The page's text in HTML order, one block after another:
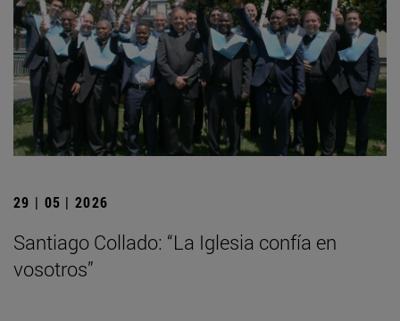
29 | 05 | 2026
Santiago Collado: “La Iglesia confía en
vosotros”